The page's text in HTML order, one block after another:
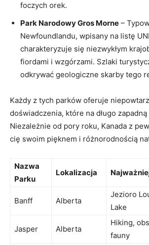
foczych‌ orek.
Park Narodowy ⁢Gros ⁤Morne –⁢
Newfoundlandu, wpisany na listę
charakteryzuje⁣ się niezwykłym
fiordami i wzgórzami. Szlaki
odkrywać geologiczne skarby tego‌
Każdy z tych​ parków oferuje‌
doświadczenia, które na długo
Niezależnie od⁣ pory roku, ‌Kanada z
cię ⁢swoim pięknem i różnorodnością
Nazwa
Parku
Lokalizacja
Banff Alberta
Jezioro
Lake
Jasper Alberta
Hiking,
fauny